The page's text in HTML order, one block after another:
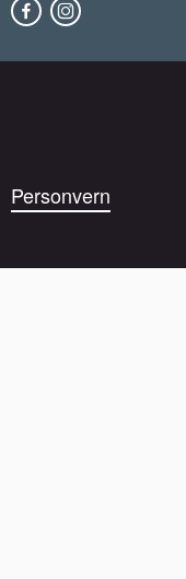
Personvern